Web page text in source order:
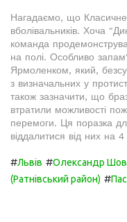
Нагадаємо, що Класичне
вболівальників. Хоча
команда
на полі. Особливо
Ярмоленком, який,
з визначальних у
також зазначити, що
втратили можливості
перемоги. Ця поразка
віддалитися від них на
#Львів #Олександр
(Ратнівський район) #